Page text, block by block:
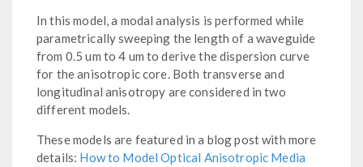
In this model, a modal analysis is performed while
parametrically sweeping the length of a waveguide
from 0.5 um to 4 um to derive the dispersion curve
for the anisotropic core. Both transverse and
longitudinal anisotropy are considered in two
different models.
These models are featured in a blog post with more
details: How to Model Optical Anisotropic Media